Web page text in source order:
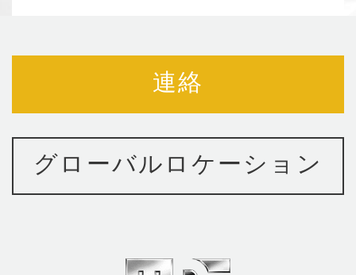
連絡
グローバルロケーション